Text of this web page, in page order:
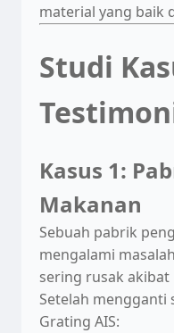
material yang baik
Studi
Kasus 1:
Makanan
Sebuah pabrik
mengalami
sering rusak
Setelah mengganti
Grating AIS: